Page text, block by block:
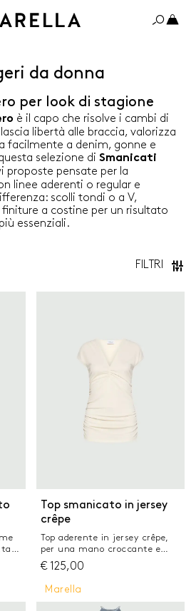
da donna
per look di stagione
è il capo che risolve i cambi di
libertà alle braccia, valorizza
facilmente a denim, gonne e
selezione di Smanicati
proposte pensate per la
linee aderenti o regular e
scolli tondi o a V,
a costine per un risultato
essenziali.
FILTRI
Top smanicato in jersey
crêpe
Top aderente in jersey crêpe,
per una mano croccante e
leggera. Il piccolo arriccio sotto
lo scollo aggiunge movimento e
una nota romantica. Top in
jersey crêpe leggero Fit
aderente Scollo a V e linea
€ 125,00
Marella